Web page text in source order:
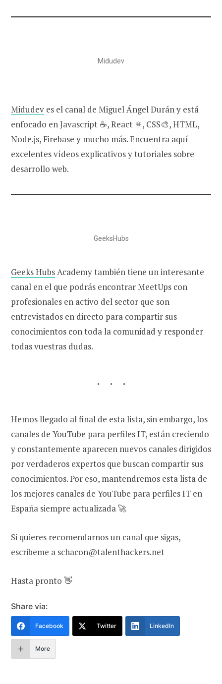
Midudev
Midudev es el canal de Miguel Ángel Durán y está
enfocado en Javascript ☕️, React ⚛️, CSS🎨, HTML,
Node.js, Firebase y mucho más. Encuentra aquí
excelentes vídeos explicativos y tutoriales sobre
desarrollo web.
GeeksHubs
Geeks HubsAcademy también tiene un interesante
canal en el que podrás encontrar MeetUps con
profesionales en activo del sector que son
entrevistados en directo para compartir sus
conocimientos con toda la comunidad y responder
todas vuestras dudas.
Hemos llegado al final de esta lista, sin embargo, los
canales de YouTube para perfiles IT, están creciendo
y constantemente aparecen nuevos canales dirigidos
por verdaderos expertos que buscan compartir sus
conocimientos. Por eso, mantendremos esta lista de
los mejores canales de YouTube para perfiles IT en
España siempre actualizada 🚀
Si quieres recomendarnos un canal que sigas,
escribeme a schacon@talenthackers.net
Hasta pronto 👋
Share via:
Facebook Twitter LinkedIn
More